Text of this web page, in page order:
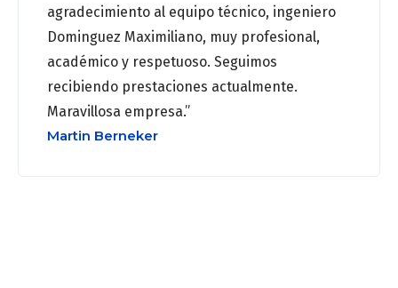
agradecimiento al equipo técnico, ingeniero
Dominguez Maximiliano, muy profesional,
académico y respetuoso. Seguimos
recibiendo prestaciones actualmente.
Maravillosa empresa.”
Martin Berneker